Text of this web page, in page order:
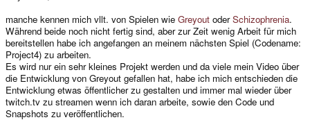
manche kennen mich vllt. von Spielen wie Greyout oderSchizophrenia.
Während beide noch nicht fertig sind, aber zur Zeit wenig Arbeit für mich
bereitstellen habe ich angefangen an meinem nächsten Spiel (Codename:
Project4) zu arbeiten.
Es wird nur ein sehr kleines Projekt werden und da viele mein Video über
die Entwicklung von Greyout gefallen hat, habe ich mich entschieden die
Entwicklung etwas öffentlicher zu gestalten und immer mal wieder über
twitch.tv zu streamen wenn ich daran arbeite, sowie den Code und
Snapshots zu veröffentlichen.